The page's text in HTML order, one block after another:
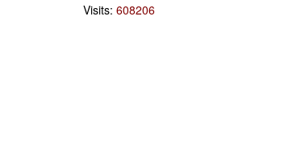
Visits: 608206